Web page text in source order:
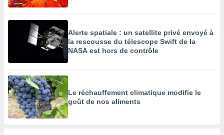
Alerte spatiale : un satellite privé envoyé à
la rescousse du télescope Swift de la
NASA est hors de contrôle
Le réchauffement climatique modifie le
goût de nos aliments